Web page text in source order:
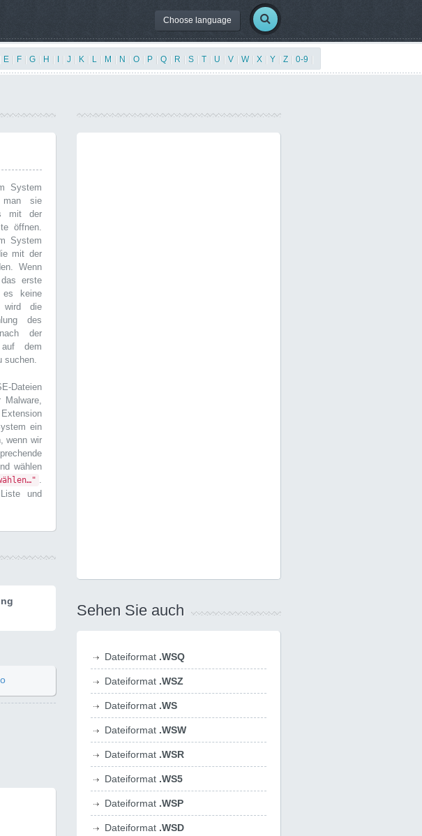
Choose language
E F G H J K L M N O P Q R S T U V W| X Y Z 0-9
System
sie
mit der
öffnen.
System
mit der
Wenn
erste
keine
wird die
des
der
auf dem
suchen.
Dateien
Malware,
ein
wenn wir
wählen
.
und
Sehen Sie auch
Dateiformat .WSQ
Dateiformat .WSZ
Dateiformat .WS
Dateiformat .WSW
Dateiformat .WSR
Dateiformat .WS5
Dateiformat .WSP
Dateiformat .WSD